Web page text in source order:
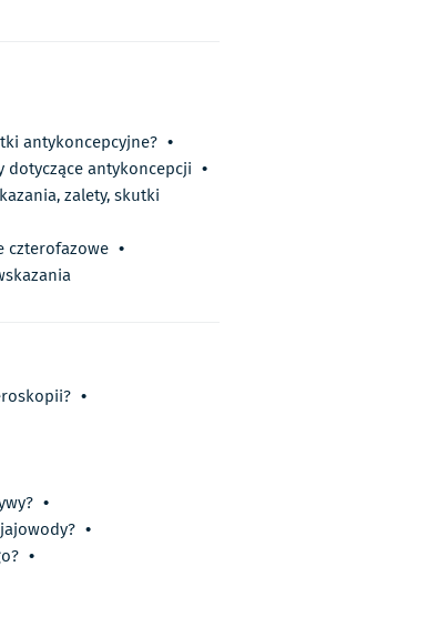
antykoncepcyjne? •
dotyczące antykoncepcji •
zalety, skutki
czterofazowe •
•
•
•
•